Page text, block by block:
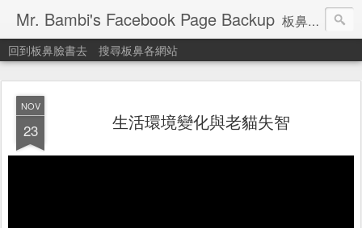
Mr. Bambi's Facebook Page Backup 板鼻臉書備份站
回到板鼻臉書去 搜尋板鼻各網站
NOV
23 生活環境變化與老貓失智